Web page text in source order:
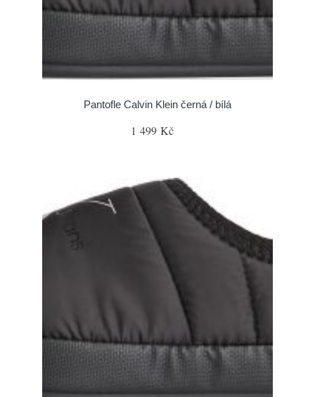
Pantofle Calvin Klein černá / bílá
1 499 Kč